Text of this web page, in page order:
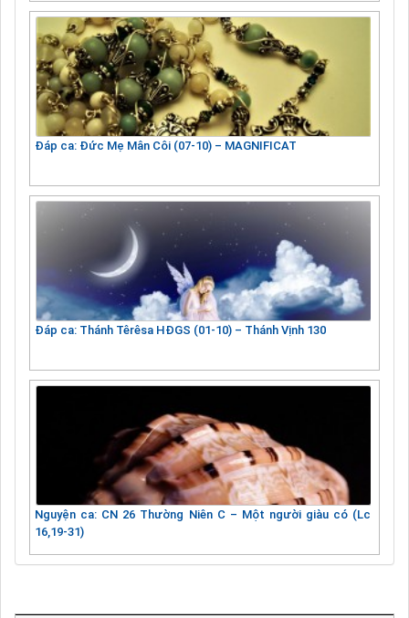
Đáp ca: Đức Mẹ Mân Côi (07-10) – MAGNIFICAT
Đáp ca: Thánh Têrêsa HĐGS (01-10) – Thánh Vịnh 130
Nguyện ca: CN 26 Thường Niên C – Một người giàu có (Lc
16,19-31)